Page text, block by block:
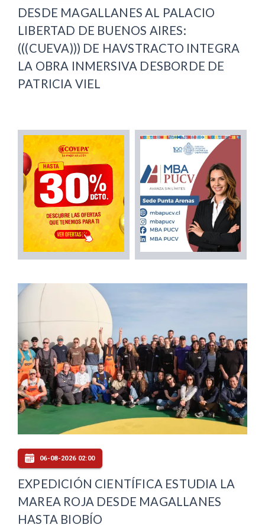
DESDE MAGALLANES AL PALACIO
LIBERTAD DE BUENOS AIRES:
(((CUEVA))) DE HAVSTRACTO INTEGRA
LA OBRA INMERSIVA DESBORDE DE
PATRICIA VIEL
06-08-2026 02:00
EXPEDICIÓN CIENTÍFICA ESTUDIA LA
MAREA ROJA DESDE MAGALLANES
HASTA BIOBÍO